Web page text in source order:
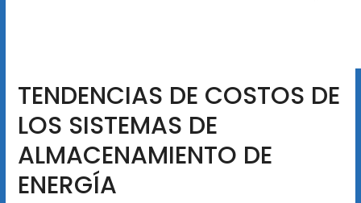
TENDENCIAS DE COSTOS DE
LOS SISTEMAS DE
ALMACENAMIENTO DE
ENERGÍA